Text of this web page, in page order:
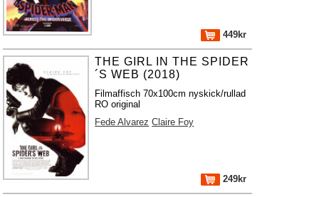
449kr
THE GIRL IN THE SPIDER
´S WEB (2018)
Filmaffisch 70x100cm nyskick/rullad
RO original
Fede Alvarez Claire Foy
249kr